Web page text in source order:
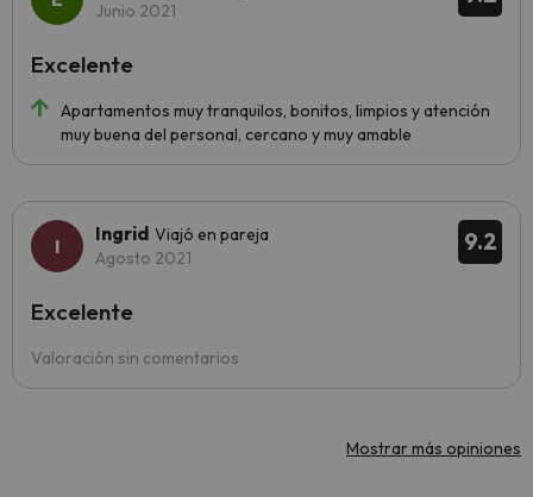
Junio 2021
Apartamentos muy tranquilos, bonitos, limpios y atención
muy buena del personal, cercano y muy amable
Excelente
9.2
Ingrid Viajó en pareja
Agosto 2021
Valoración sin comentarios
Excelente
Mostrar más opiniones